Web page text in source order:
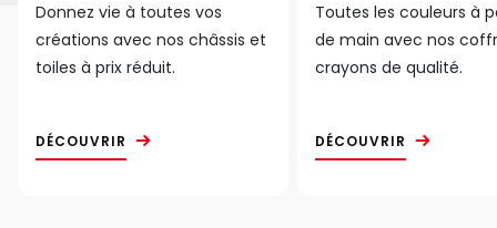
Donnez vie à toutes vos
créations avec nos châssis et
toiles à prix réduit.
DÉCOUVRIR
Toutes les couleurs à
de main avec nos
crayons de qualité.
DÉCOUVRIR